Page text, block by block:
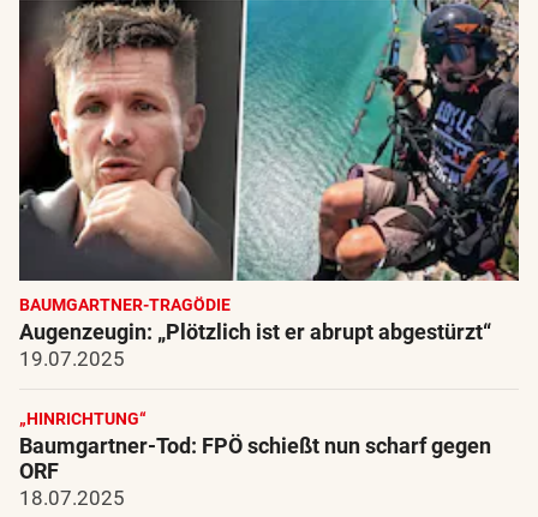
BAUMGARTNER-TRAGÖDIE
Augenzeugin: „Plötzlich ist er abrupt abgestürzt“
19.07.2025
„HINRICHTUNG“
Baumgartner-Tod: FPÖ schießt nun scharf gegen
ORF
18.07.2025